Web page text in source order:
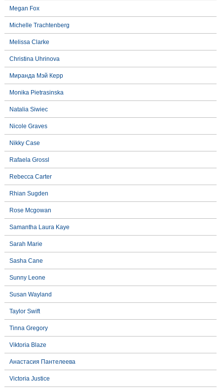
Megan Fox
Michelle Trachtenberg
Melissa Clarke
Christina Uhrinova
Миранда Мэй Керр
Monika Pietrasinska
Natalia Siwiec
Nicole Graves
Nikky Case
Rafaela Grossl
Rebecca Carter
Rhian Sugden
Rose Mcgowan
Samantha Laura Kaye
Sarah Marie
Sasha Cane
Sunny Leone
Susan Wayland
Taylor Swift
Tinna Gregory
Viktoria Blaze
Анастасия Пантелеева
Victoria Justice